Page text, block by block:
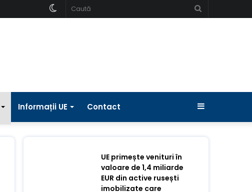
Schimbați
Informații UE Contact Bara
UE primește venituri în
valoare de 1,4 miliarde
EUR din active rusești
imobilizate care